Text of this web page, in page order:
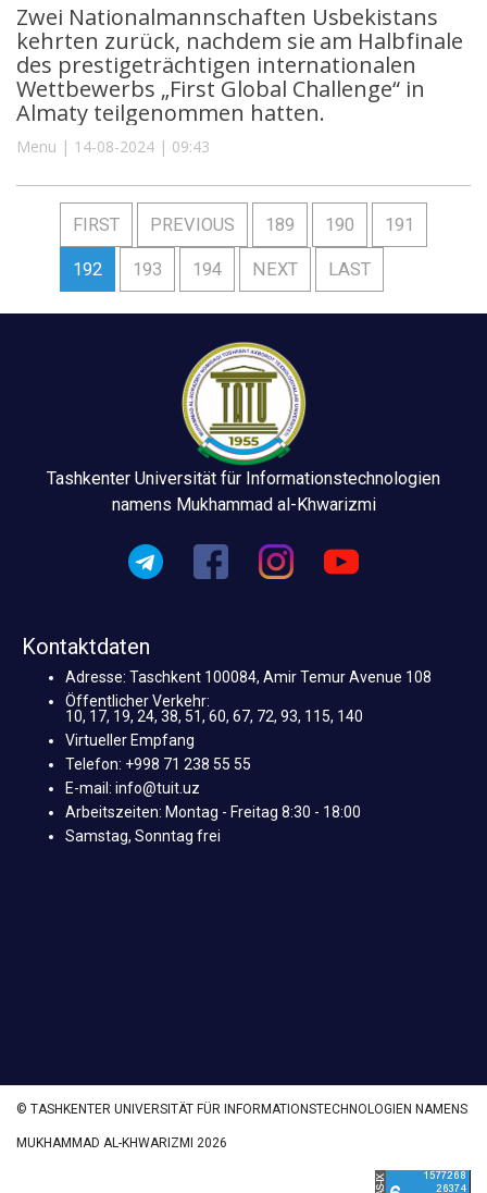
Zwei Nationalmannschaften Usbekistans
kehrten zurück, nachdem sie am Halbfinale
des prestigeträchtigen internationalen
Wettbewerbs „First Global Challenge“ in
Almaty teilgenommen hatten.
Menu | 14-08-2024 | 09:43
FIRST PREVIOUS 189 190 191
192 193 194 NEXT LAST
Tashkenter Universität für Informationstechnologien
namens Mukhammad al-Khwarizmi
Kontaktdaten
Adresse: Taschkent 100084, Amir Temur Avenue 108
Öffentlicher Verkehr:
10, 17, 19, 24, 38, 51, 60, 67, 72, 93, 115, 140
Virtueller Empfang
Telefon: +998 71 238 55 55
E-mail: info@tuit.uz
Arbeitszeiten: Montag - Freitag 8:30 - 18:00
Samstag, Sonntag frei
© TASHKENTER UNIVERSITÄT FÜR INFORMATIONSTECHNOLOGIEN NAMENS
MUKHAMMAD AL-KHWARIZMI 2026